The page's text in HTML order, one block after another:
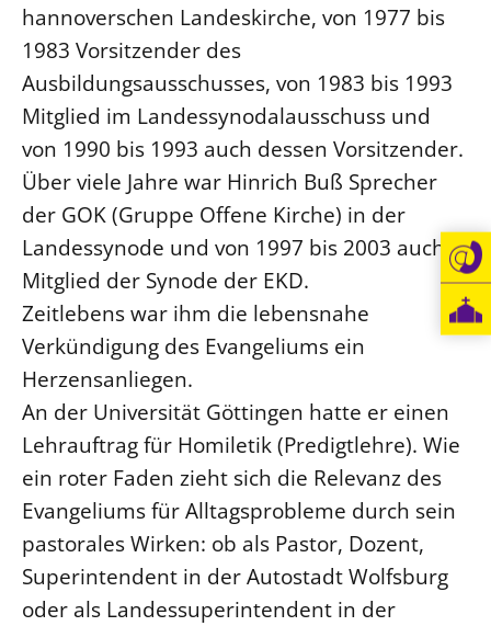
hannoverschen Landeskirche, von 1977 bis
1983 Vorsitzender des
Ausbildungsausschusses, von 1983 bis 1993
Mitglied im Landessynodalausschuss und
von 1990 bis 1993 auch dessen Vorsitzender.
Über viele Jahre war Hinrich Buß Sprecher
der GOK (Gruppe Offene Kirche) in der
Landessynode und von 1997 bis 2003 auch
Mitglied der Synode der EKD.
Zeitlebens war ihm die lebensnahe
Verkündigung des Evangeliums ein
Herzensanliegen.
An der Universität Göttingen hatte er einen
Lehrauftrag für Homiletik (Predigtlehre). Wie
ein roter Faden zieht sich die Relevanz des
Evangeliums für Alltagsprobleme durch sein
pastorales Wirken: ob als Pastor, Dozent,
Superintendent in der Autostadt Wolfsburg
oder als Landessuperintendent in der
Interventionsplan
Jahresgespräche
Kantine Speiseplan
Kirchliches Amtsblatt
Kirchliche Verwaltung
Klimaschutzgesetz
Kunstreferat
NKVK
Öffentlichkeitsarbeit
Personalausschuss
Projektmanagement
Recht
Terminstundenplaner